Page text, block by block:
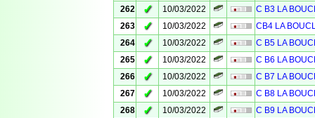
262
✓ 10/03/2022
C B3 LA
263
✓ 10/03/2022
CB4 LA
264
✓ 10/03/2022
C B5 LA
265
✓ 10/03/2022
C B6 LA
266
✓ 10/03/2022
C B7 LA
267
✓ 10/03/2022
C B8 LA
268
✓ 10/03/2022
C B9 LA